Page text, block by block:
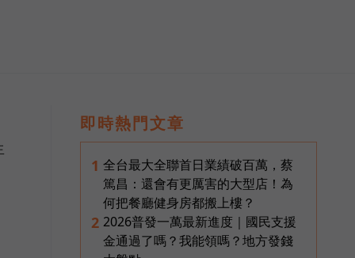
即時熱門文章
1 全台最大全聯首日業績破百萬，蔡
篤昌：還會有更厲害的大型店！為
何把餐廳健身房都搬上樓？
2 2026普發一萬最新進度｜國民支援
金通過了嗎？我能領嗎？地方發錢